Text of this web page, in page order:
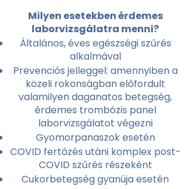
Milyen esetekben érdemes
laborvizsgálatra menni?
Általános, éves egészségi szűrés
alkalmával
Prevenciós jelleggel: amennyiben a
közeli rokonságban előfordult
valamilyen daganatos betegség,
érdemes trombózis panel
laborvizsgálatot végezni
Gyomorpanaszok esetén
COVID fertőzés utáni komplex post-
COVID szűrés részeként
Cukorbetegség gyanúja esetén